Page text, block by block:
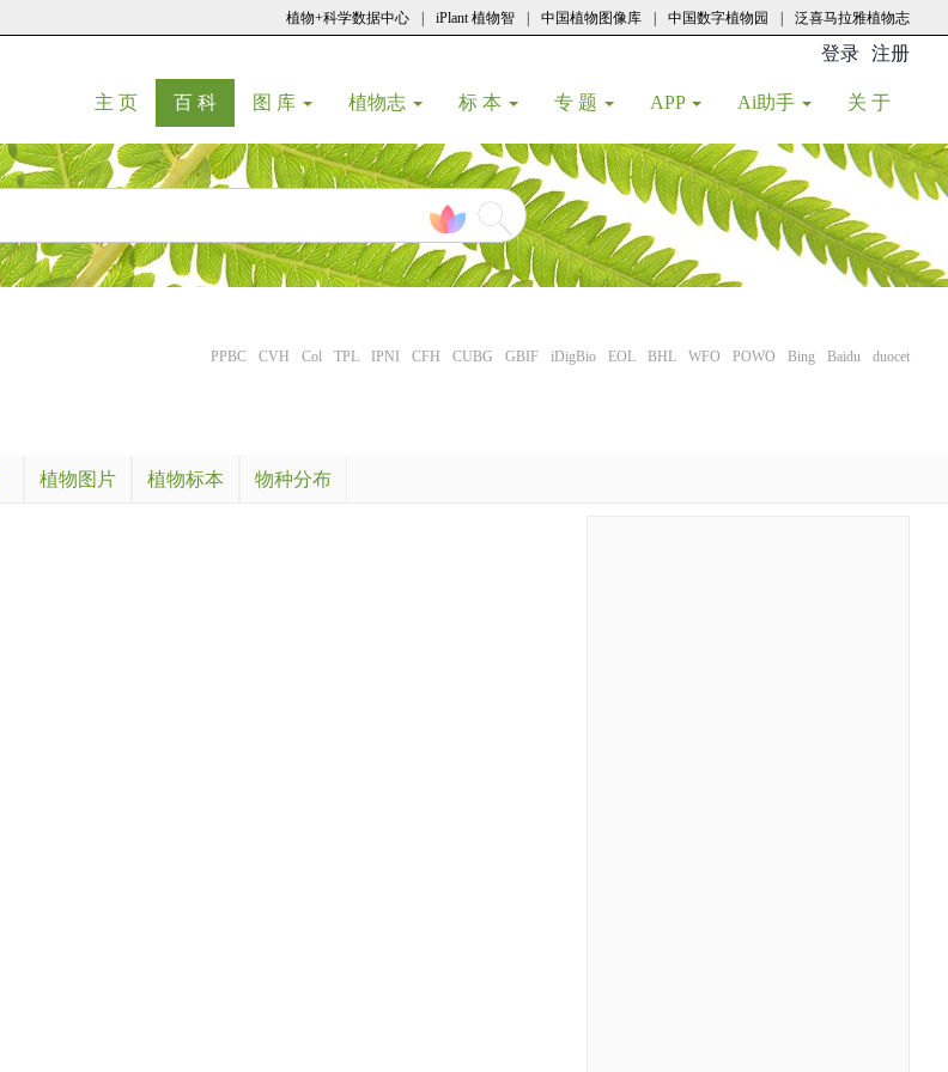
植物+科学数据中心 iPlant 植物智 中国植物图像库 中国数字植物园 泛喜马拉雅植物志
登录 注册
主 页(current)
百 科(current)
图 库 植物志 标 本 专 题 APP Ai助手 关 于
PPBC CVH Col TPL IPNI CFH CUBG GBIF iDigBio EOL BHL WFO POWO Bing Baidu duocet
植物图片 植物标本 物种分布